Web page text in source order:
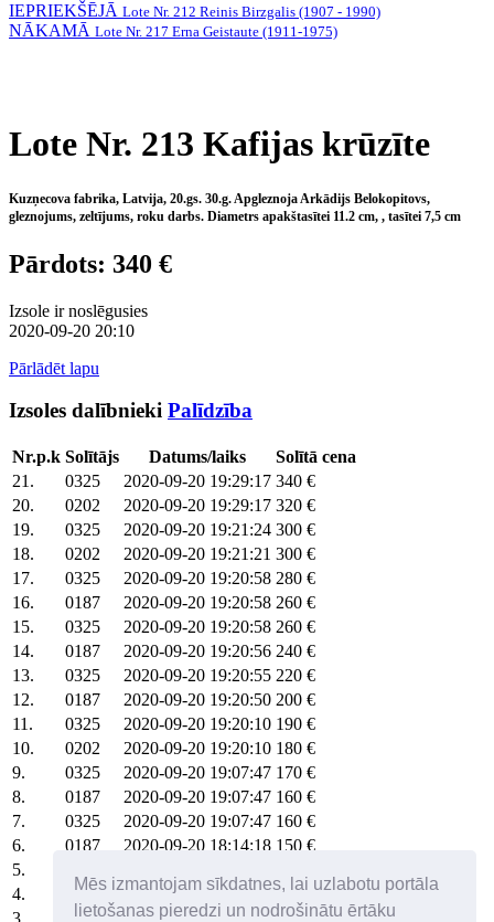
Mēs izmantojam sīkdatnes, lai uzlabotu portāla
lietošanas pieredzi un nodrošinātu ērtāku
IEPRIEKŠĒJĀ Lote Nr. 212 Reinis Birzgalis (1907 - 1990)
NĀKAMĀ Lote Nr. 217 Erna Geistaute (1911-1975)
Lote Nr. 213 Kafijas krūzīte
Kuzņecova fabrika, Latvija, 20.gs. 30.g. Apgleznoja Arkādijs Belokopitovs,
gleznojums, zeltījums, roku darbs. Diametrs apakštasītei 11.2 cm, , tasītei 7,5 cm
Pārdots: 340 €
Izsole ir noslēgusies
2020-09-20 20:10
Pārlādēt lapu
Izsoles dalībnieki Palīdzība
Nr.p.k Solītājs Datums/laiks
Solītā cena
21.
0325 2020-09-20 19:29:17 340 €
20.
0202 2020-09-20 19:29:17 320 €
19.
0325 2020-09-20 19:21:24 300 €
18.
0202 2020-09-20 19:21:21 300 €
17.
0325 2020-09-20 19:20:58 280 €
16.
0187 2020-09-20 19:20:58 260 €
15.
0325 2020-09-20 19:20:58 260 €
14.
0187 2020-09-20 19:20:56 240 €
13.
0325 2020-09-20 19:20:55 220 €
12.
0187 2020-09-20 19:20:50 200 €
11.
0325 2020-09-20 19:20:10 190 €
10.
0202 2020-09-20 19:20:10 180 €
9.
0325 2020-09-20 19:07:47 170 €
8.
0187 2020-09-20 19:07:47 160 €
7.
0325 2020-09-20 19:07:47 160 €
6.
0187 2020-09-20 18:14:18 150 €
5.
4.
0008 2020-09-20 17:11:17 130 €